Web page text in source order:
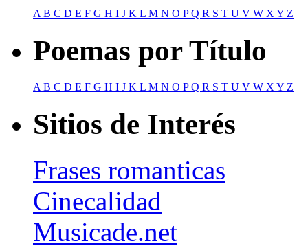
AB C D E F G H I J K L M N O PQ R S T U V W XY Z
Poemas por Título
A B C D E F G H I J K L M N O PQ R S T U V W X Y Z
Sitios de Interés
Frases romanticas
Cinecalidad
Musicade.net